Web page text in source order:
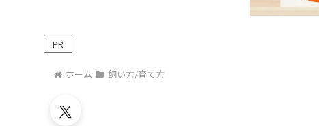
PR
ホーム 飼い方/育て方